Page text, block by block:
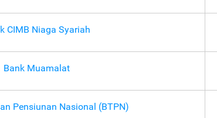
CIMB Niaga Syariah
Bank Muamalat
Pensiunan Nasional (BTPN)